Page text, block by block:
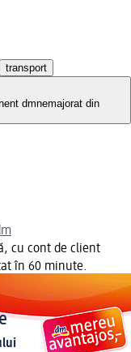
transport
dmnemajorat din
cu cont de client
în 60 minute.